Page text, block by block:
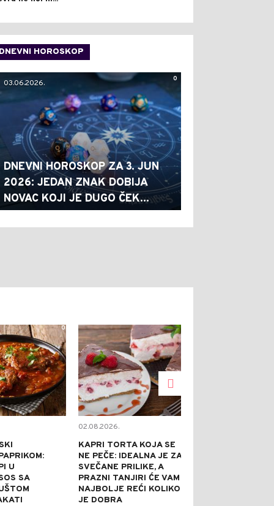
DNEVNI HOROSKOP
0
03.06.2026.
DNEVNI HOROSKOP ZA 3. JUN
2026: JEDAN ZNAK DOBIJA
NOVAC KOJI JE DUGO ČEK...
0
U
SA
02.08.2026.
KAPRI TORTA KOJA SE
NE PEČE: IDEALNA JE ZA
SVEČANE PRILIKE, A
PRAZNI TANJIRI ĆE VAM
NAJBOLJE REĆI KOLIKO
JE DOBRA